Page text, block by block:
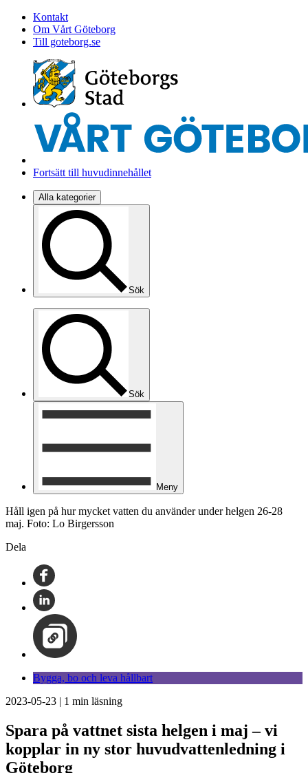
Kontakt
Om Vårt Göteborg
Till goteborg.se
Fortsätt till huvudinnehållet
Alla kategorier
Sök
Sök
Meny
Håll igen på hur mycket vatten du använder under helgen 26-28
maj. Foto: Lo Birgersson
Dela
Bygga, bo och leva hållbart
2023-05-23 | 1 min läsning
Spara på vattnet sista helgen i maj – vi
kopplar in ny stor huvudvattenledning i
Göteborg